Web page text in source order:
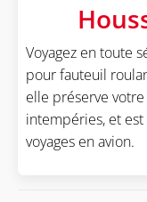
Voyagez en toute
pour fauteuil
elle préserve
intempéries, et
voyages en avion.